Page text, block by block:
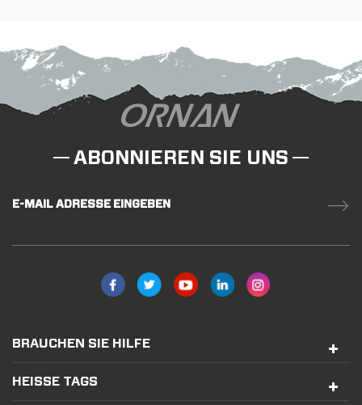
ABONNIEREN SIE UNS
E-MAIL ADRESSE EINGEBEN
BRAUCHEN SIE HILFE
HEISSE TAGS